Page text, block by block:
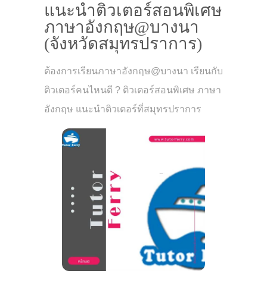
แนะนำติวเตอร์สอนพิเศษ
ภาษาอังกฤษ@บางนา
(จังหวัดสมุทรปราการ)
ต้องการเรียนภาษาอังกฤษ@บางนา เรียนกับ
ติวเตอร์คนไหนดี ? ติวเตอร์สอนพิเศษ ภาษา
อังกฤษ แนะนำติวเตอร์ที่สมุทรปราการ